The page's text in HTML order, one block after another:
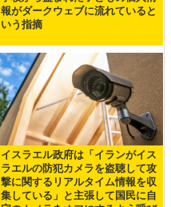
報がダークウェブに流れていると
いう指摘
イスラエル政府は「イランがイス
ラエルの防犯カメラを盗聴して攻
撃に関するリアルタイム情報を収
集している」と主張して国民に自